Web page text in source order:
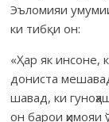
Эъломияи
ки тибқи он:
«Ҳар як инсоне,
дониста
шавад, ки
он барои ҳимояи